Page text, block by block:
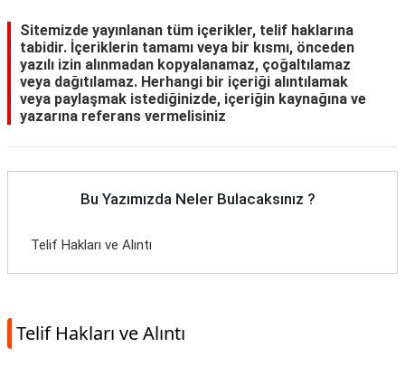
Sitemizde yayınlanan tüm içerikler, telif haklarına
tabidir. İçeriklerin tamamı veya bir kısmı, önceden
yazılı izin alınmadan kopyalanamaz, çoğaltılamaz
veya dağıtılamaz. Herhangi bir içeriği alıntılamak
veya paylaşmak istediğinizde, içeriğin kaynağına ve
yazarına referans vermelisiniz
Bu Yazımızda Neler Bulacaksınız ?
Telif Hakları ve Alıntı
Telif Hakları ve Alıntı